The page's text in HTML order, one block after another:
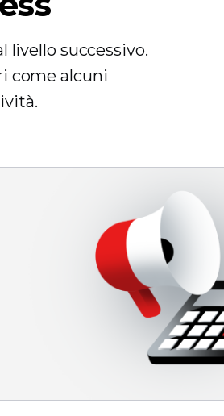
livello successivo.
come alcuni